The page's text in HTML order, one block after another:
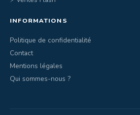
INFORMATIONS
Politique de confidentialité
Contact
Mentions légales
Qui sommes-nous ?